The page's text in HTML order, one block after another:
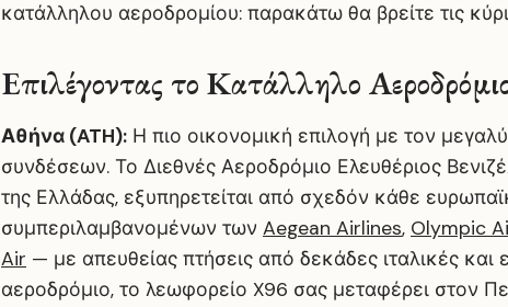
κατάλληλου αεροδρομίου: παρακάτω θα βρείτε τις
Επιλέγοντας το Κατάλληλο
Αθήνα (ATH): Η πιο οικονομική επιλογή με τον
συνδέσεων. Το Διεθνές Αεροδρόμιο Ελευθέριος
της Ελλάδας, εξυπηρετείται από σχεδόν κάθε
συμπεριλαμβανομένων των Aegean Airlines, Olympic
Air — με απευθείας πτήσεις από δεκάδες ιταλικές και
αεροδρόμιο, το λεωφορείο X96 σας μεταφέρει στον